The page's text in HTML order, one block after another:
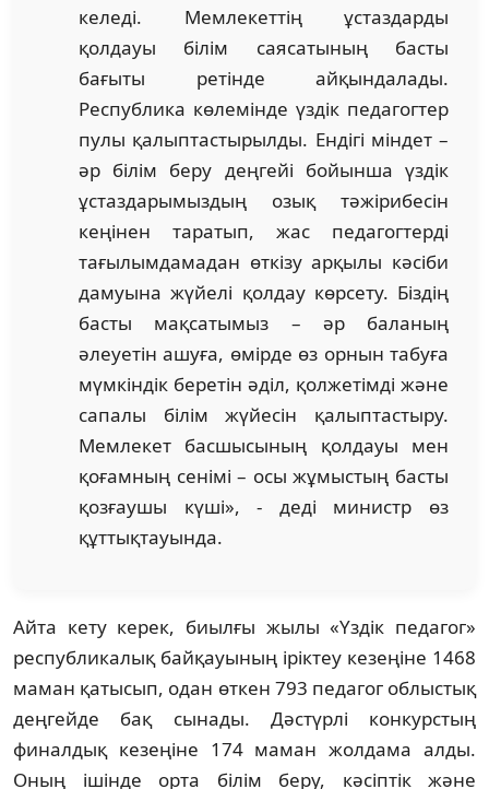
келеді. Мемлекеттің ұстаздарды
қолдауы білім саясатының басты
бағыты ретінде айқындалады.
Республика көлемінде үздік педагогтер
пулы қалыптастырылды. Ендігі міндет –
әр білім беру деңгейі бойынша үздік
ұстаздарымыздың озық тәжірибесін
кеңінен таратып, жас педагогтерді
тағылымдамадан өткізу арқылы кәсіби
дамуына жүйелі қолдау көрсету. Біздің
басты мақсатымыз – әр баланың
әлеуетін ашуға, өмірде өз орнын табуға
мүмкіндік беретін әділ, қолжетімді және
сапалы білім жүйесін қалыптастыру.
Мемлекет басшысының қолдауы мен
қоғамның сенімі – осы жұмыстың басты
қозғаушы күші», - деді министр өз
құттықтауында.
Айта кету керек, биылғы жылы «Үздік педагог»
республикалық байқауының іріктеу кезеңіне 1468
маман қатысып, одан өткен 793 педагог облыстық
деңгейде бақ сынады. Дәстүрлі конкурстың
финалдық кезеңіне 174 маман жолдама алды.
Оның ішінде орта білім беру, кәсіптік және